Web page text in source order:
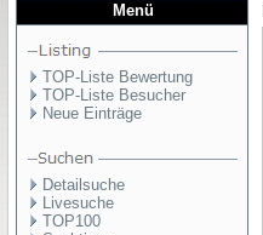
Menü
TOP-Liste Bewertung
TOP-Liste Besucher
Neue Einträge
Detailsuche
Livesuche
TOP100